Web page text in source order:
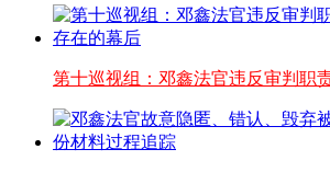
第十巡视组：邓鑫法官违反审判职